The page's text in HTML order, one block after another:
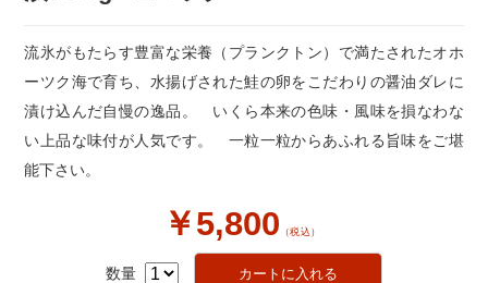
流氷がもたらす豊富な栄養（プランクトン）で満たされたオホ
ーツク海で育ち、水揚げされた鮭の卵をこだわりの醤油ダレに
漬け込んだ自慢の逸品。 いくら本来の色味・風味を損なわな
い上品な味付が人気です。 一粒一粒からあふれる旨味をご堪
能下さい。
￥5,800 （税込）
数量